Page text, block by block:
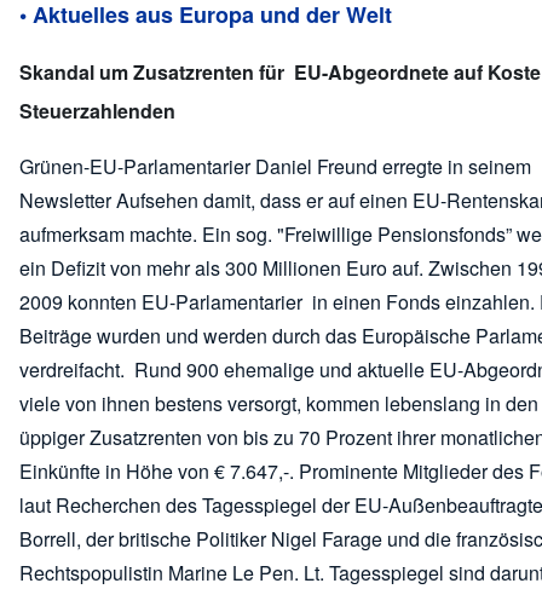
• Aktuelles aus Europa und der Welt
Skandal um Zusatzrenten für EU-Abgeordnete auf
Steuerzahlenden
Grünen-EU-Parlamentarier Daniel Freund erregte in seinem
Newsletter Aufsehen damit, dass er auf einen EU-
aufmerksam machte. Ein sog. "Freiwillige Pensionsfonds”
ein Defizit von mehr als 300 Millionen Euro auf. Zwischen
2009 konnten EU-Parlamentarier in einen Fonds einzahlen.
Beiträge wurden und werden durch das Europäische
verdreifacht. Rund 900 ehemalige und aktuelle EU-
viele von ihnen bestens versorgt, kommen lebenslang in
üppiger Zusatzrenten von bis zu 70 Prozent ihrer
Einkünfte in Höhe von € 7.647,-. Prominente Mitglieder des
laut Recherchen des Tagesspiegel der EU-
Borrell, der britische Politiker Nigel Farage und die
Rechtspopulistin Marine Le Pen. Lt. Tagesspiegel sind